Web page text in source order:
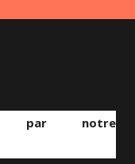
par notre